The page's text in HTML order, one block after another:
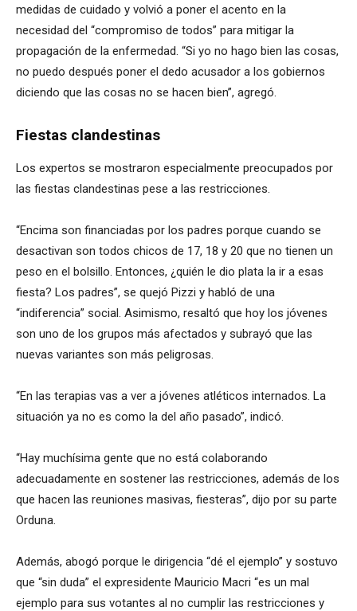
medidas de cuidado y volvió a poner el acento en la
necesidad del “compromiso de todos” para mitigar la
propagación de la enfermedad. “Si yo no hago bien las cosas,
no puedo después poner el dedo acusador a los gobiernos
diciendo que las cosas no se hacen bien”, agregó.
Fiestas clandestinas
Los expertos se mostraron especialmente preocupados por
las fiestas clandestinas pese a las restricciones.
“Encima son financiadas por los padres porque cuando se
desactivan son todos chicos de 17, 18 y 20 que no tienen un
peso en el bolsillo. Entonces, ¿quién le dio plata la ir a esas
fiesta? Los padres”, se quejó Pizzi y habló de una
“indiferencia” social. Asimismo, resaltó que hoy los jóvenes
son uno de los grupos más afectados y subrayó que las
nuevas variantes son más peligrosas.
“En las terapias vas a ver a jóvenes atléticos internados. La
situación ya no es como la del año pasado”, indicó.
“Hay muchísima gente que no está colaborando
adecuadamente en sostener las restricciones, además de los
que hacen las reuniones masivas, fiesteras”, dijo por su parte
Orduna.
Además, abogó porque le dirigencia “dé el ejemplo” y sostuvo
que “sin duda” el expresidente Mauricio Macri “es un mal
ejemplo para sus votantes al no cumplir las restricciones y